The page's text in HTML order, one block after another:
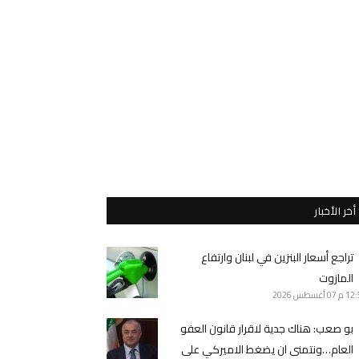
أخر الأخبار
تراجع أسعار البنزين في لبنان وارتفاع
المازوت
م 07 أغسطس 2026
بو صعب: هناك جدية لاقرار قانون العفو
العام…ونتمنى ان يضغط الاميركي على